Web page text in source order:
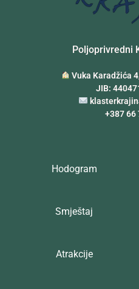
Poljoprivredni
Vuka Karadžića
JIB:
+387 66
Hodogram
Smještaj
Atrakcije